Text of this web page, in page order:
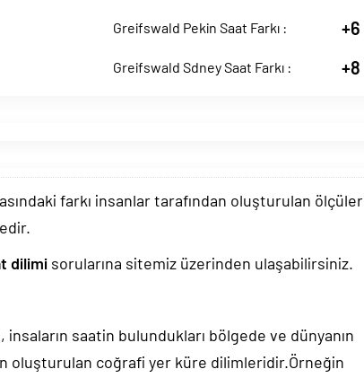
Greifswald Pekin Saat Farkı : +6
Greifswald Sdney Saat Farkı : +8
farkı insanlar tarafından oluşturulan ölçüler
dilimi sorularına sitemiz üzerinden ulaşabilirsiniz.
saatin bulundukları bölgede ve dünyanın
oluşturulan coğrafi yer küre dilimleridir.Örneğin